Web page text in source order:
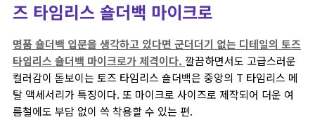
즈 타임리스 숄더백 마이크로
명품 숄더백 입문을 생각하고 있다면 군더더기 없는 디테일의 토즈
타임리스 숄더백 마이크로가 제격이다. 깔끔하면서도 고급스러운
컬러감이 돋보이는 토즈 타임리스 숄더백은 중앙의 T 타임리스 메
탈 액세서리가 특징이다. 또 마이크로 사이즈로 제작되어 더운 여
름철에도 부담 없이 쓱 착용할 수 있는 편.